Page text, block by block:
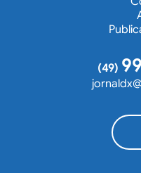
(49)